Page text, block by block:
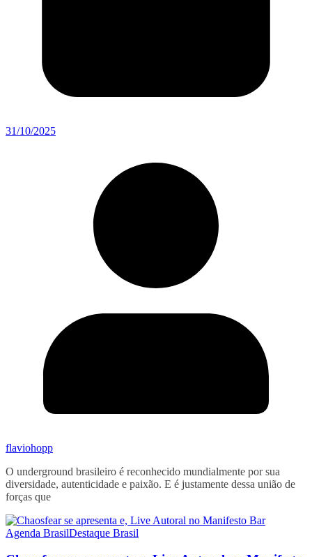
31/10/2025
flaviohopp
O underground brasileiro é reconhecido mundialmente por sua
diversidade, autenticidade e paixão. E é justamente dessa união de
forças que
Agenda BrasilDestaque Brasil